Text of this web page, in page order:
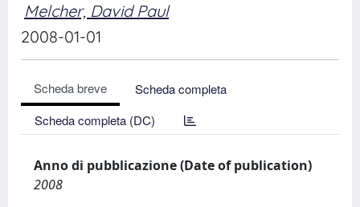
Melcher, David Paul
2008-01-01
Scheda breve
Scheda completa
Scheda completa (DC)
Anno di pubblicazione (Date of publication)
2008